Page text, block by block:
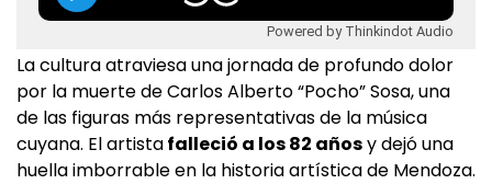
Powered by Thinkindot Audio
La cultura atraviesa una jornada de profundo dolor
por la muerte de Carlos Alberto “Pocho” Sosa, una
de las figuras más representativas de la música
cuyana. El artistafalleció a los 82 añosy dejó una
huella imborrable en la historia artística de Mendoza.